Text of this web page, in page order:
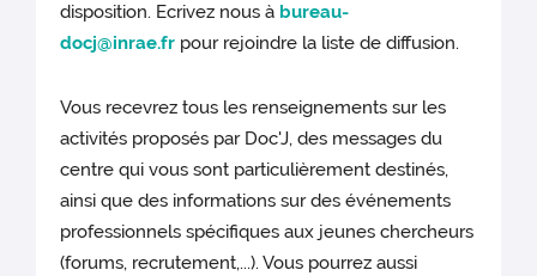
disposition. Ecrivez nous à bureau-
docj@inrae.fr pour rejoindre la liste de diffusion.
Vous recevrez tous les renseignements sur les
activités proposés par Doc'J, des messages du
centre qui vous sont particulièrement destinés,
ainsi que des informations sur des événements
professionnels spécifiques aux jeunes chercheurs
(forums, recrutement,...). Vous pourrez aussi